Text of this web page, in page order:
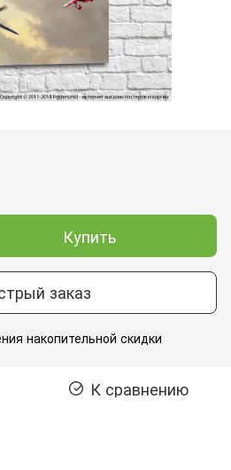
Купить
заказ
накопительной скидки
К сравнению